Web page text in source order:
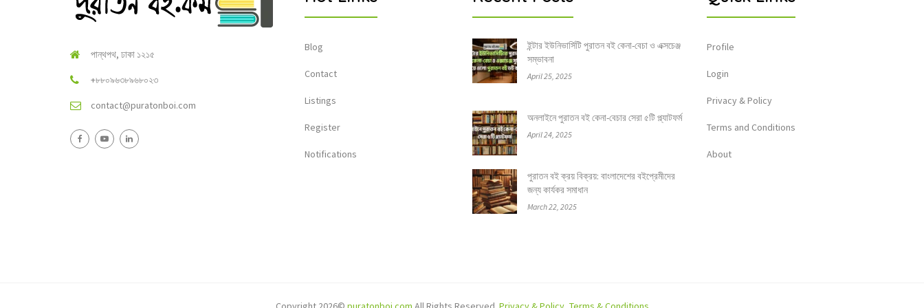
পান্থপথ, ঢাকা ১২১৫
+৮৮০৯৬৩৮৯৬৮০২৩
contact@puratonboi.com
Blog
Contact
Listings
Register
Notifications
ইন্টার ইউনিভার্সিটি পুরাতন বই কেনা-বেচা ও এক্সচেঞ্জ
সম্ভাবনা
April 25, 2025
অনলাইনে পুরাতন বই কেনা-বেচার সেরা ৫টি প্ল্যাটফর্ম
April 24, 2025
পুরাতন বই ক্রয় বিক্রয়: বাংলাদেশের বইপ্রেমীদের
জন্য কার্যকর সমাধান
March 22, 2025
Profile
Login
Privacy & Policy
Terms and Conditions
About